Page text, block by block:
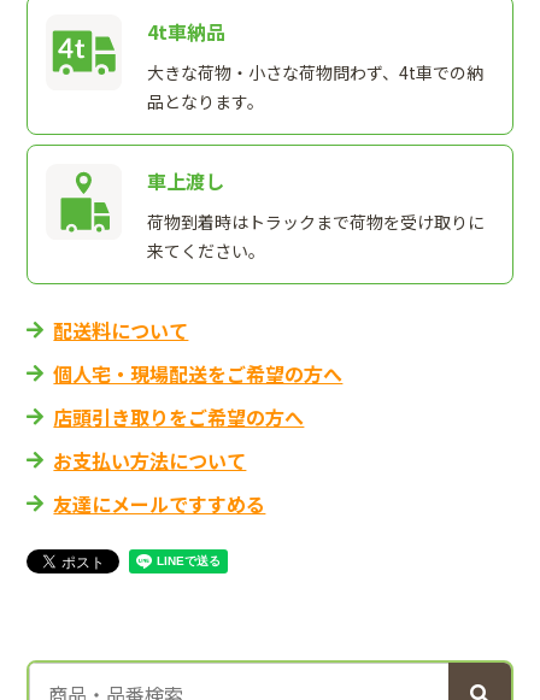
4t車納品
大きな荷物・小さな荷物問わず、4t車での納
品となります。
車上渡し
荷物到着時はトラックまで荷物を受け取りに
来てください。
配送料について
個人宅・現場配送をご希望の方へ
店頭引き取りをご希望の方へ
お支払い方法について
友達にメールですすめる